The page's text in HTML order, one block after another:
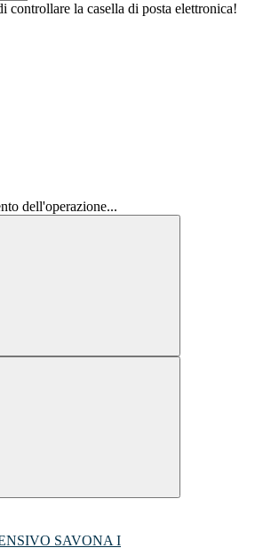
controllare la casella di posta elettronica!
dell'operazione...